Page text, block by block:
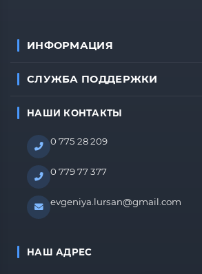
ИНФОРМАЦИЯ
СЛУЖБА ПОДДЕРЖКИ
НАШИ КОНТАКТЫ
0 775 28 209
0 779 77 377
evgeniya.lursan@gmail.com
НАШ АДРЕС